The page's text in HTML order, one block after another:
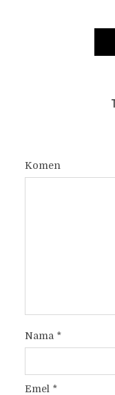
Komen
Nama *
Emel *